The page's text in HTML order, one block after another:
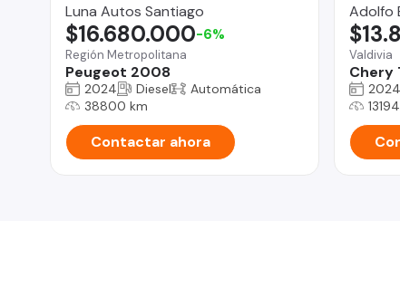
Luna Autos Santiago
Región Metropolitana
Peugeot 2008
$16.680.000-6%
2024 Diesel
Automática
38800 km
Contactar ahora
Adolfo
Valdivia
Chery
2024